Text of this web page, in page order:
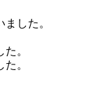
した。
。
。